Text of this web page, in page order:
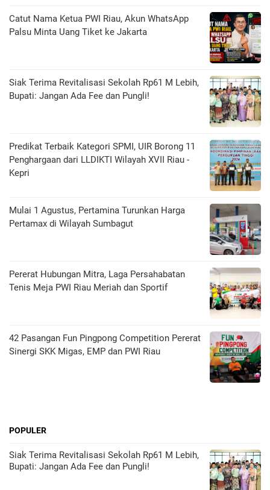
Catut Nama Ketua PWI Riau, Akun WhatsApp
Palsu Minta Uang Tiket ke Jakarta
Siak Terima Revitalisasi Sekolah Rp61 M Lebih,
Bupati: Jangan Ada Fee dan Pungli!
Predikat Terbaik Kategori SPMI, UIR Borong 11
Penghargaan dari LLDIKTI Wilayah XVII Riau -
Kepri
Mulai 1 Agustus, Pertamina Turunkan Harga
Pertamax di Wilayah Sumbagut
Pererat Hubungan Mitra, Laga Persahabatan
Tenis Meja PWI Riau Meriah dan Sportif
42 Pasangan Fun Pingpong Competition Pererat
Sinergi SKK Migas, EMP dan PWI Riau
POPULER
Siak Terima Revitalisasi Sekolah Rp61 M Lebih,
Bupati: Jangan Ada Fee dan Pungli!